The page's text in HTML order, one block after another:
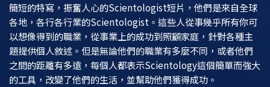
簡短的特寫，振奮人心的Scientologist短片，他們是來自全球
各地，各行各行業的Scientologist。這些人從事幾乎所有你可
以想像得到的職業，從事業上的成功到照顧家庭，針對各種主
題提供個人敘述。但是無論他們的職業有多麼不同，或者他們
之間的距離有多遠，每個人都表示Scientology這個簡單而強大
的工具，改變了他們的生活，並幫助他們獲得成功。